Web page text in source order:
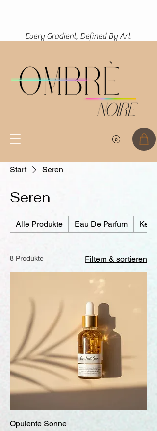
Every Gradient, Defined By Art
Start Seren
Seren
Alle Produkte Eau De Parfum
8 Produkte Filtern & sortieren
Opulente Sonne